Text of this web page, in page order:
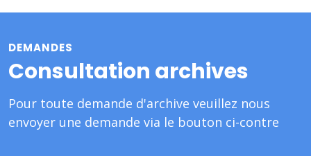
DEMANDES
Consultation archives
Pour toute demande d'archive veuillez nous
envoyer une demande via le bouton ci-contre